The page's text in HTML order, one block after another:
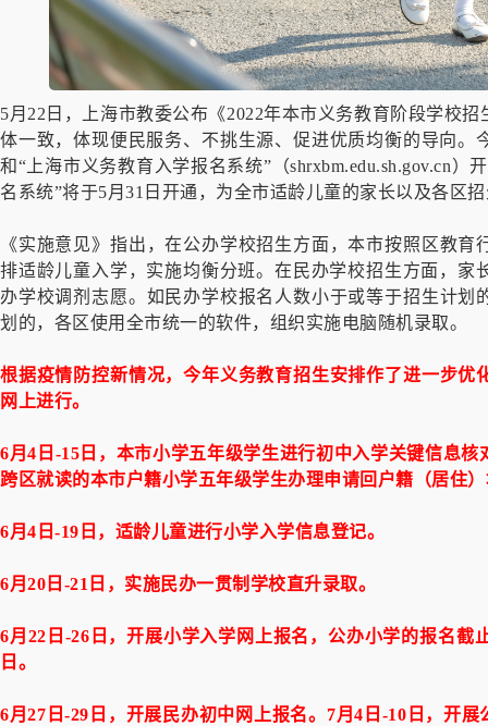
5月22日，上海市教委公布《2022年本市义务教育阶段学校
体一致，体现便民服务、不挑生源、促进优质均衡的导向。
和“上海市义务教育入学报名系统”（shrxbm.edu.sh.gov.cn
名系统”将于5月31日开通，为全市适龄儿童的家长以及各区
《实施意见》指出，在公办学校招生方面，本市按照区教
排适龄儿童入学，实施均衡分班。在民办学校招生方面，家
办学校调剂志愿。如民办学校报名人数小于或等于招生计
划的，各区使用全市统一的软件，组织实施电脑随机录取。
根据疫情防控新情况，今年义务教育招生安排作了进一步
网上进行。
6月4日-15日，本市小学五年级学生进行初中入学关键信息
跨区就读的本市户籍小学五年级学生办理申请回户籍（居住
6月4日-19日，适龄儿童进行小学入学信息登记。
6月20日-21日，实施民办一贯制学校直升录取。
6月22日-26日，开展小学入学网上报名，公办小学的报名截
日。
6月27日-29日，开展民办初中网上报名。7月4日-10日，开